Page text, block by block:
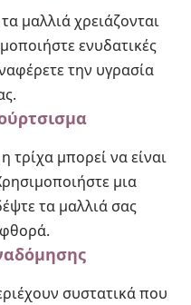
μαλλιά χρειάζονται
ενυδατικές
την υγρασία
τρίχα μπορεί να είναι
μια
τα μαλλιά σας
συστατικά που